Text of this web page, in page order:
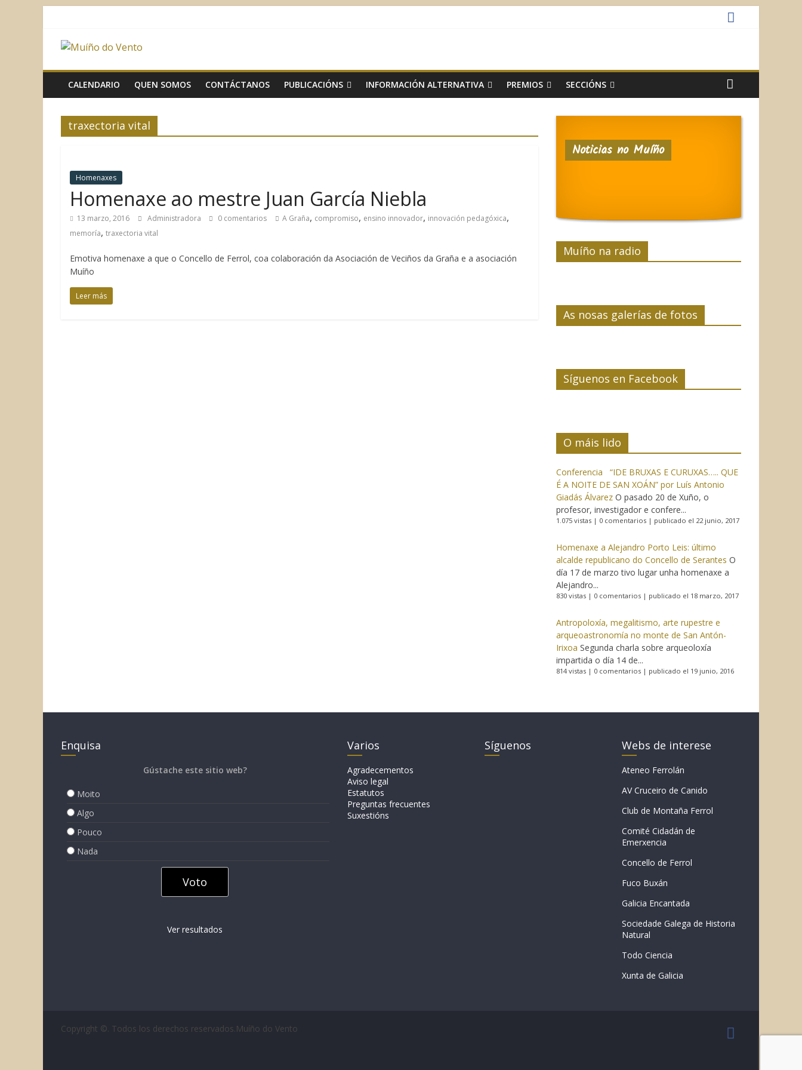
contenido
Muíño
do
Vento
CALENDARIO QUEN SOMOS CONTÁCTANOS PUBLICACIÓNS INFORMACIÓN ALTERNATIVA PREMIOS SECCIÓNS
traxectoria vital
Homenaxes
Homenaxe ao mestre Juan García Niebla
13 marzo, 2016 Administradora 0 comentarios A Graña, compromiso, ensino innovador, innovación pedagóxica,
memoría, traxectoria vital
Emotiva homenaxe a que o Concello de Ferrol, coa colaboración da Asociación de Veciños da Graña e a asociación
Muíño
Leer más
Noticias no Muíño
Muíño na radio
As nosas galerías de fotos
Síguenos en Facebook
O máis lido
Conferencia “IDE BRUXAS E CURUXAS….. QUE
É A NOITE DE SAN XOÁN” por Luís Antonio
Giadás Álvarez O pasado 20 de Xuño, o
profesor, investigador e confere...
1.075 vistas | 0 comentarios | publicado el 22 junio, 2017
Homenaxe a Alejandro Porto Leis: último
alcalde republicano do Concello de Serantes O
día 17 de marzo tivo lugar unha homenaxe a
Alejandro...
830 vistas | 0 comentarios | publicado el 18 marzo, 2017
Antropoloxía, megalitismo, arte rupestre e
arqueoastronomía no monte de San Antón-
Irixoa Segunda charla sobre arqueoloxía
impartida o día 14 de...
814 vistas | 0 comentarios | publicado el 19 junio, 2016
Enquisa
Gústache este sitio web?
Moito
Algo
Pouco
Nada
Ver resultados
Varios
Agradecementos
Aviso legal
Estatutos
Preguntas frecuentes
Suxestións
Síguenos Webs de interese
Ateneo Ferrolán
AV Cruceiro de Canido
Club de Montaña Ferrol
Comité Cidadán de
Emerxencia
Concello de Ferrol
Fuco Buxán
Galicia Encantada
Sociedade Galega de Historia
Natural
Todo Ciencia
Xunta de Galicia